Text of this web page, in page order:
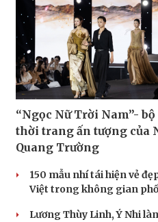
“Ngọc Nữ Trời Nam”- bộ
thời trang ấn tượng của
Quang Trường
150 mẫu nhí tái hiện vẻ
Việt trong không gian
Lương Thùy Linh, Ý Nhi